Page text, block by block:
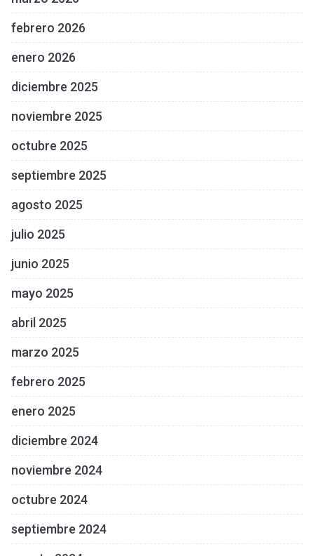
febrero 2026
enero 2026
diciembre 2025
noviembre 2025
octubre 2025
septiembre 2025
agosto 2025
julio 2025
junio 2025
mayo 2025
abril 2025
marzo 2025
febrero 2025
enero 2025
diciembre 2024
noviembre 2024
octubre 2024
septiembre 2024